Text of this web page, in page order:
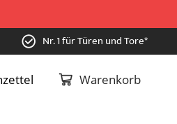
Nr. 1 für Türen und Tore*
Warenkorb